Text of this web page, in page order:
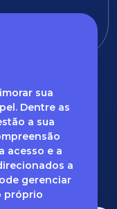
sua
Dentre as
a sua
acesso e a
a
gerenciar
próprio